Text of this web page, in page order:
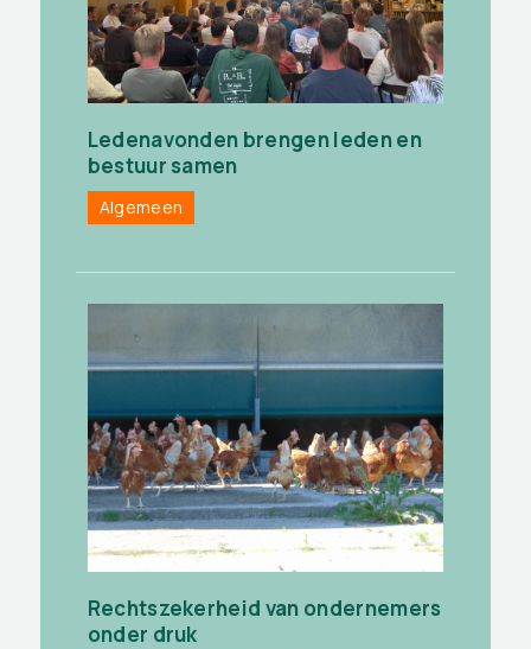
Ledenavonden brengen leden en
bestuur samen
Algemeen
Rechtszekerheid van ondernemers
onder druk